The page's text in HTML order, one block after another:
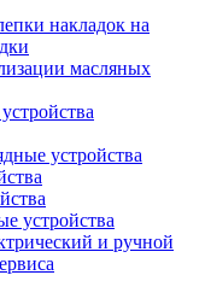
накладок на
масляных
устройства
устройства
и ручной